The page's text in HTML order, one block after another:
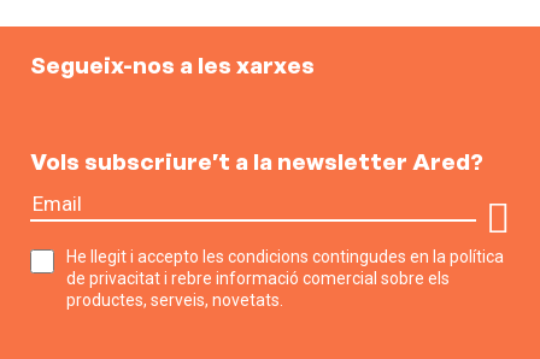
Segueix-nos a les xarxes
Vols subscriure’t a la newsletter Ared?
He llegit i accepto les condicions contingudes en la política
de privacitat i rebre informació comercial sobre els
productes, serveis, novetats.